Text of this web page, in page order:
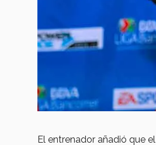
El entrenador añadió que el